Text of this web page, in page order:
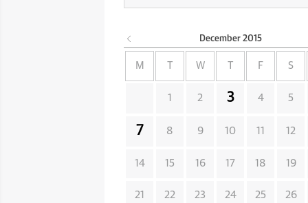
December 2015
M W F S
1 2 3 4 5
7 8 9 10 11 12
14 15 16 17 18 19
21 22 23 24 25 26